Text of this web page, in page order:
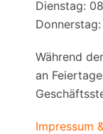
Dienstag:
Während
an
Impressum